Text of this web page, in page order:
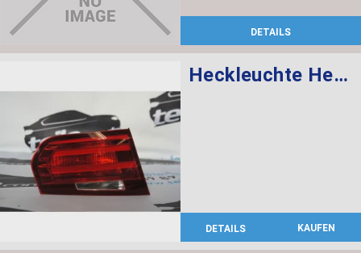
DETAILS
Heckleuchte Heckklappe links
DETAILS KAUFEN